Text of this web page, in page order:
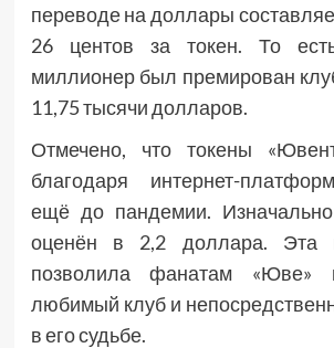
переводе на доллары
26 центов за токен. То
миллионер был премирован
11,75 тысячи долларов.
Отмечено, что токены
благодаря интернет-
ещё до пандемии.
оценён в 2,2 доллара. Эта
позволила фанатам «Юве»
любимый клуб и
в его судьбе.